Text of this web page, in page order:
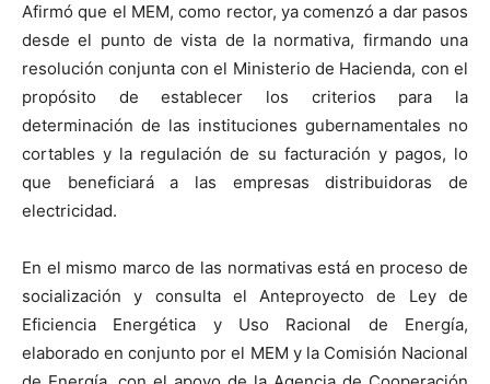
Afirmó que el MEM, como rector, ya comenzó a dar pasos
desde el punto de vista de la normativa, firmando una
resolución conjunta con el Ministerio de Hacienda, con el
propósito de establecer los criterios para la
determinación de las instituciones gubernamentales no
cortables y la regulación de su facturación y pagos, lo
que beneficiará a las empresas distribuidoras de
electricidad.
En el mismo marco de las normativas está en proceso de
socialización y consulta el Anteproyecto de Ley de
Eficiencia Energética y Uso Racional de Energía,
elaborado en conjunto por el MEM y la Comisión Nacional